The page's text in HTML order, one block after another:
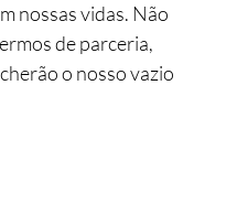
nossas vidas. Não
de parceria,
o nosso vazio